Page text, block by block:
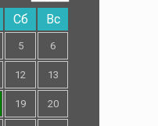
Сб Вс
5 6
12 13
19 20